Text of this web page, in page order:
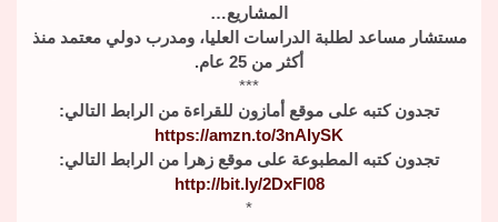
المشاريع…
مستشار مساعد لطلبة الدراسات العليا، ومدرب دولي معتمد منذ
أكثر من 25 عام.
***
تجدون كتبه على موقع أمازون للقراءة من الرابط التالي:
https://amzn.to/3nAlySK
تجدون كتبه المطبوعة على موقع زهرا من الرابط التالي:
http://bit.ly/2DxFl08
*